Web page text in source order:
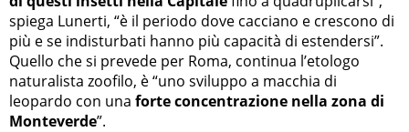
spiega Lunerti, “è il periodo dove cacciano e crescono di
più e se indisturbati hanno più capacità di estendersi”.
Quello che si prevede per Roma, continua l’etologo
naturalista zoofilo, è “uno sviluppo a macchia di
leopardo con una forte concentrazione nella zona di
Monteverde”.